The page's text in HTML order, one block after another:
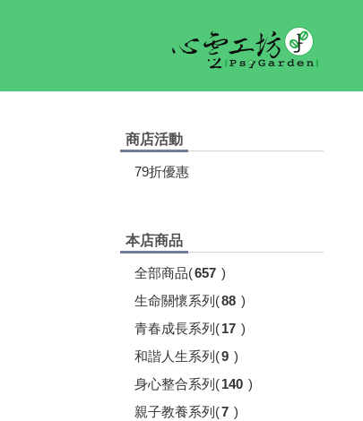
商店活動
79折優惠
本店商品
全部商品(657 )
生命關懷系列 (88 )
青春成長系列 (17 )
和諧人生系列 (9 )
身心整合系列 (140 )
親子教養系列 (7 )